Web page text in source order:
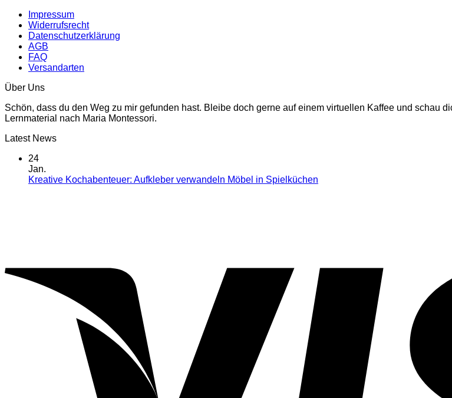
Impressum
Widerrufsrecht
Datenschutzerklärung
AGB
FAQ
Versandarten
Über Uns
Schön, dass du den Weg zu mir gefunden hast. Bleibe doch gerne auf einem virtuellen Kaffee und schau
Lernmaterial nach Maria Montessori.
Latest News
24
Jan.
Kreative Kochabenteuer: Aufkleber verwandeln Möbel in Spielküchen